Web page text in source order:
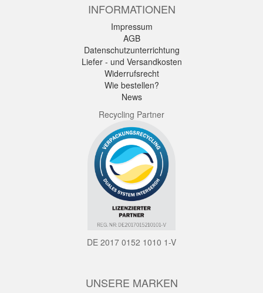
INFORMATIONEN
Impressum
AGB
Datenschutzunterrichtung
Liefer - und Versandkosten
Widerrufsrecht
Wie bestellen?
News
Recycling Partner
DE 2017 0152 1010 1-V
UNSERE MARKEN